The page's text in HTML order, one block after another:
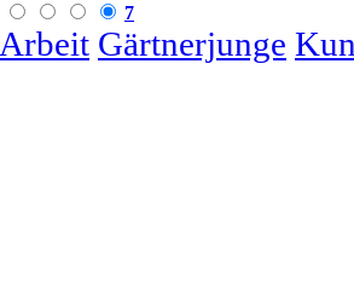
7
Arbeit Gärtnerjunge